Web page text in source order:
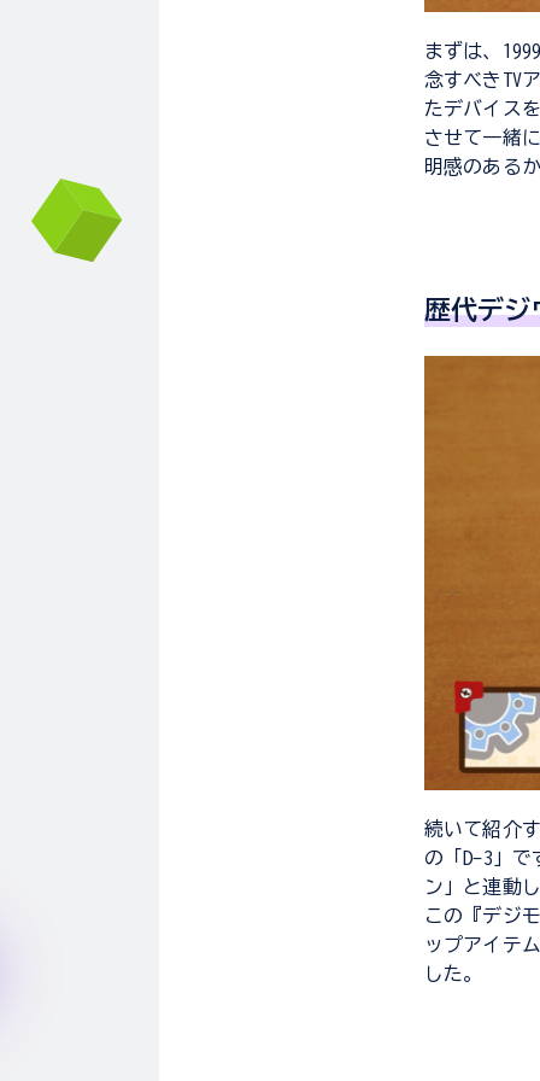
まずは、
念すべきTV
たデバイス
させて一緒
明感のある
歴代デ
続いて紹介
の「D-3」で
ン」と連動
この『デジ
ップアイテ
した。